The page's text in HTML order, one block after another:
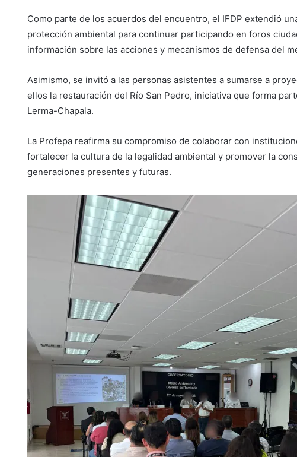
Como parte de los acuerdos del encuentro, el IFDP extendió
protección ambiental para continuar participando en foros
información sobre las acciones y mecanismos de defensa del
Asimismo, se invitó a las personas asistentes a sumarse a
ellos la restauración del Río San Pedro, iniciativa que forma
Lerma-Chapala.
La Profepa reafirma su compromiso de colaborar con
fortalecer la cultura de la legalidad ambiental y promover la
generaciones presentes y futuras.